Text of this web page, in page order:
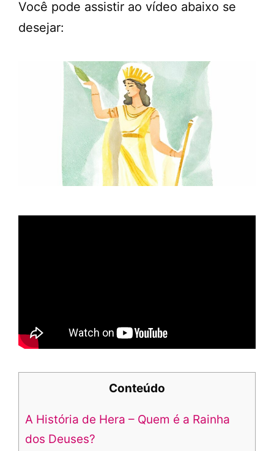
Você pode assistir ao vídeo abaixo se
desejar:
Conteúdo
A História de Hera – Quem é a Rainha
dos Deuses?